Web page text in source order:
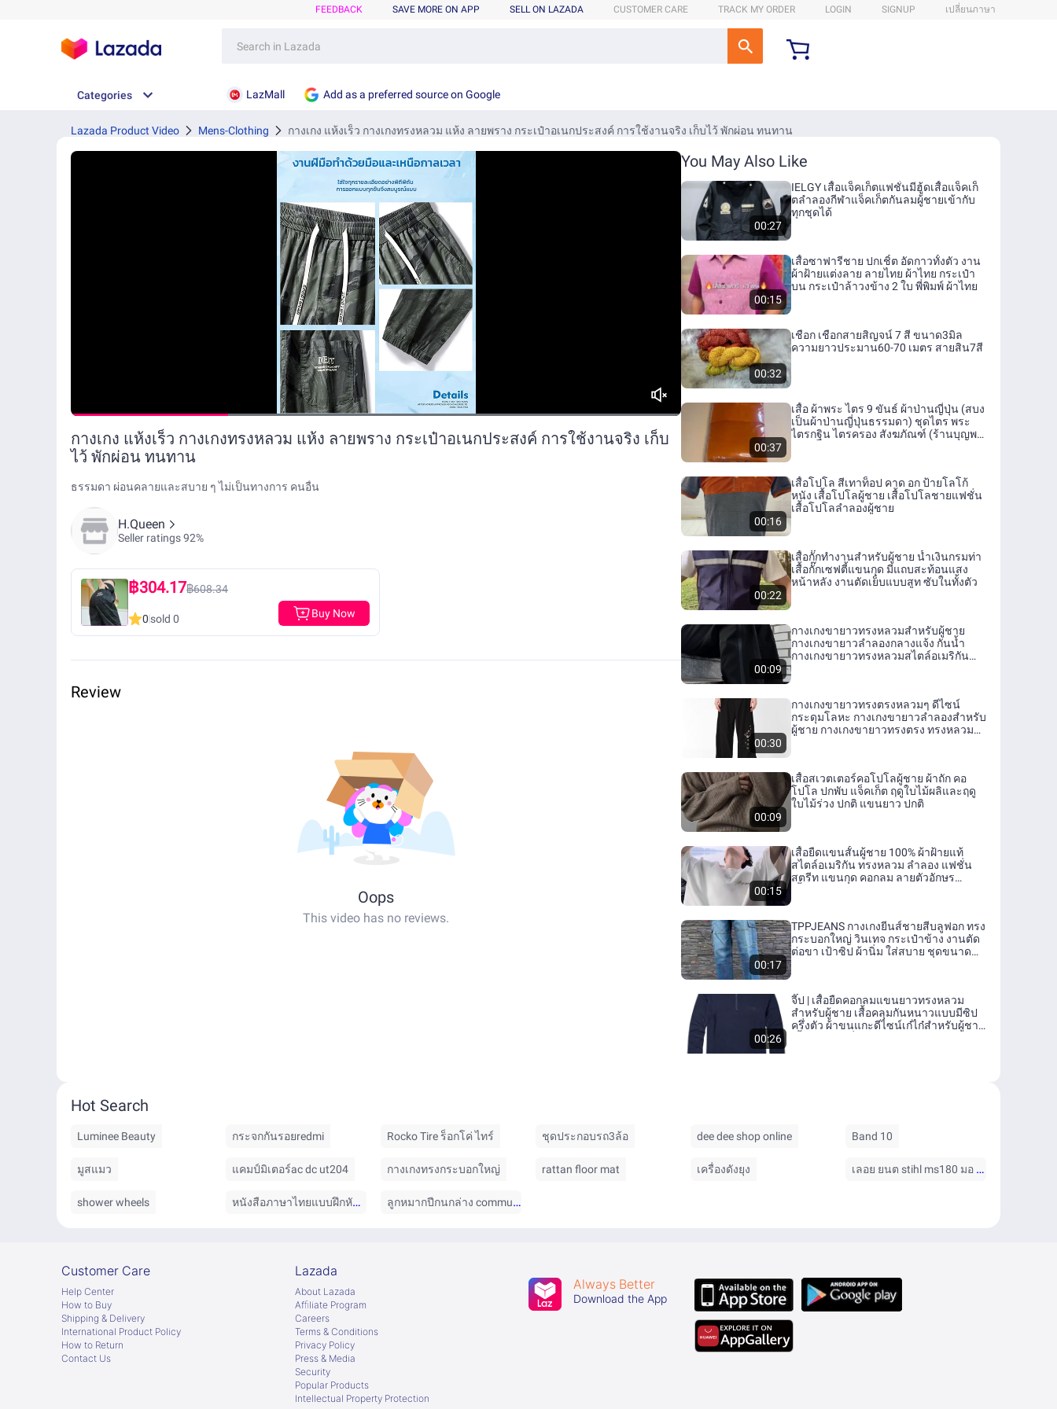
FEEDBACK SAVE MORE ON APP SELL ON LAZADA CUSTOMER CARE TRACK MY ORDER LOGIN SIGNUP เปลี่ยนภาษา
Categories LazMall Add as a preferred source on Google
Lazada Product Video Mens-Clothing กางเกง แห้งเร็ว กางเกงทรงหลวม แห้ง ลายพราง กระเป๋าอเนกประสงค์ การใช้งานจริง เก็บไว้ พักผ่อน ทนทาน
กางเกง แห้งเร็ว กางเกงทรงหลวม แห้ง ลายพราง กระเป๋าอเนกประสงค์ การใช้งานจริง เก็บ
ไว้ พักผ่อน ทนทาน
ธรรมดา ผ่อนคลายและสบาย ๆ ไม่เป็นทางการ คนอื่น
H.Queen
Seller ratings 92%
฿304.17฿608.34
0sold 0 Buy Now
Review
Oops
This video has no reviews.
You May Also Like
00:27
IELGY เสื้อแจ็คเก็ตแฟชั่นมีฮู้ดเสื้อแจ็คเก็
ตลำลองกีฬาแจ็คเก็ตกันลมผู้ชายเข้ากับ
ทุกชุดได้
00:15
เสื้อซาฟารีชาย ปกเชิ้ต อัดกาวทั้งตัว งาน
ผ้าฝ้ายแต่งลาย ลายไทย ผ้าไทย กระเป๋า
บน กระเป๋าล้าวงข้าง 2 ใบ พี่พิมพ์ ผ้าไทย
00:32
เชือก เชือกสายสิญจน์ 7 สี ขนาด3มิล
ความยาวประมาน60-70 เมตร สายสิน7สี
00:37
เสื้อ ผ้าพระ ไตร 9 ขันธ์ ผ้าป่านญี่ปุ่น (สบง
เป็นผ้าป่านญี่ปุ่นธรรมดา) ชุดไตร พระ
ไตรกฐิน ไตรครอง สังฆภัณฑ์ (ร้านบุญพา
00:16
เสื้อโปโล สีเทาท็อป คาด อก ป้ายโลโก้
หนัง เสื้อโปโลผู้ชาย เสื้อโปโลชายแฟชั่น
เสื้อโปโลลำลองผู้ชาย
00:22
เสื้อกั๊กทำงานสำหรับผู้ชาย น้ำเงินกรมท่า
เสื้อกั๊กเซฟตี้แขนกุด มีแถบสะท้อนแสง
หน้าหลัง งานตัดเย็บแบบสูท ซับในทั้งตัว
00:09
กางเกงขายาวทรงหลวมสำหรับผู้ชาย
กางเกงขายาวลำลองกลางแจ้ง กันน้ำ
กางเกงขายาวทรงหลวมสไตล์อเมริกัน
00:30
กางเกงขายาวทรงตรงหลวมๆ ดีไซน์
กระดุมโลหะ กางเกงขายาวลำลองสำหรับ
ผู้ชาย กางเกงขายาวทรงตรง ทรงหลวม
00:09
เสื้อสเวตเตอร์คอโปโลผู้ชาย ผ้าถัก คอ
โปโล ปกพับ แจ็คเก็ต ฤดูใบไม้ผลิและฤดู
ใบไม้ร่วง ปกติ แขนยาว ปกติ
00:15
เสื้อยืดแขนสั้นผู้ชาย 100% ผ้าฝ้ายแท้
สไตล์อเมริกัน ทรงหลวม ลำลอง แฟชั่น
สตรีท แขนกุด คอกลม ลายตัวอักษร
00:17
TPPJEANS กางเกงยีนส์ชายสีบลูฟอก ทรง
กระบอกใหญ่ วินเทจ กระเป๋าข้าง งานตัด
ต่อขา เป้าซิป ผ้านิ่ม ใส่สบาย ชุดขนาด
00:26
จี๊ป | เสื้อยืดคอกลมแขนยาวทรงหลวม
สำหรับผู้ชาย เสื้อคลุมกันหนาวแบบมีซิป
ครึ่งตัว ผ้าขนแกะดีไซน์เก๋ไก๋สำหรับผู้ชาย
Hot Search
Luminee Beauty กระจกกันรอยredmi Rocko Tire ร็อกโค่ ไทร์ ชุดประกอบรถ3ล้อ dee dee shop online Band 10
มูสแมว แคมป์มิเตอร์ac dc ut204 กางเกงทรงกระบอกใหญ่ rattan floor mat เครื่องดังยุง เลอย ยนต stihl ms180 มอ 2
shower wheels หนังสือภาษาไทยแบบฝึกหัดป.4 ลูกหมากปีกนกล่าง commuter
Customer Care
Help Center
How to Buy
Shipping & Delivery
International Product Policy
How to Return
Contact Us
Lazada
About Lazada
Afﬁliate Program
Careers
Terms & Conditions
Privacy Policy
Press & Media
Security
Popular Products
Intellectual Property Protection
Always Better
Download the App